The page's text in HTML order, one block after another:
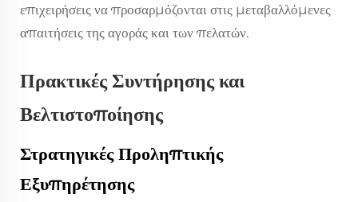
επιχειρήσεις να προσαρμόζονται στις μεταβαλλόμενες
απαιτήσεις της αγοράς και των πελατών.
Πρακτικές Συντήρησης και
Βελτιστοποίησης
Στρατηγικές Προληπτικής
Εξυπηρέτησης